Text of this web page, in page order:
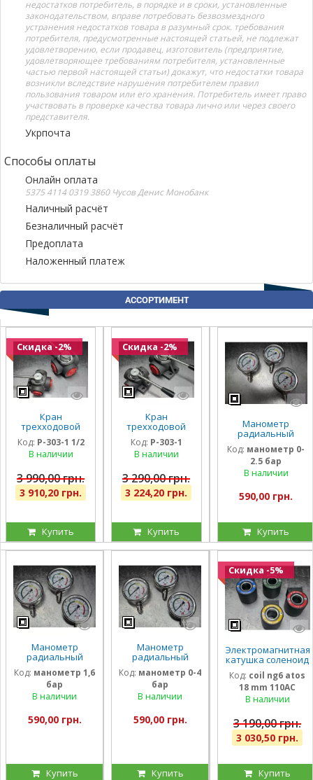
недостатков потребитель, в порядке и в сроки, установленные
законодательством, вправе потребовать безвозмездного
устранения недостатков товара в разумный срок. требования
потребителя, предусмотренные настоящей статьей, не подлежат
удовлетворению, если продавец, изготовитель (предприятие,
удовлетворяющее требованиям потребителя, установленные
частью первой настоящей статьи) докажут, что недостатки товара
возникли вследствие нарушения потребителем правил
пользования товаром или его хранения. Потребитель имеет право
участвовать в проверке качества товара лично или через своего
представителя.
Укрпочта
Способы оплаты
Онлайн оплата
5375 4114 0319 3860 Чусов Денис Монобанк
Наличный расчёт
Безналичный расчёт
Предоплата
Наложенный платеж
АССОРТИМЕНТ
Скидка -2%
Кран
трехходовой
гидравлический
Badestnost G1
1/2, 1 1/2 дюйма,
мин
Код: P-303-1 1/2
В наличии
3 990,00 грн.
3 910,20 грн.
Купить
Скидка -2%
Кран
трехходовой
гидравлический
Badestnost G1
1″, 350 бар, 180
дивертор
Код: P-303-1
В наличии
3 290,00 грн.
3 224,20 грн.
Купить
Манометр
радиальный
глицириновый
виброустойчивый
63мм 0-2,5 Бар
Италия
Код: манометр 0-
2.5 бар
В наличии
590,00 грн.
Купить
Манометр
радиальный
глицириновый
виброустойчивый
63мм 1,6 Бар
Италия
Код: манометр 1,6
бар
В наличии
590,00 грн.
Купить
Манометр
радиальный
глицириновый
виброустойчивый
63мм 0-4 Бар
Италия
Код: манометр 0-4
бар
В наличии
590,00 грн.
Купить
Скидка -5%
Электромагнитная
катушка соленоид
Atos 110 Вольт
внутренний
диаметр 18мм
длина 40 мм
Код: coil ng6 atos
18 mm 110AC
В наличии
3 190,00 грн.
3 030,50 грн.
Купить